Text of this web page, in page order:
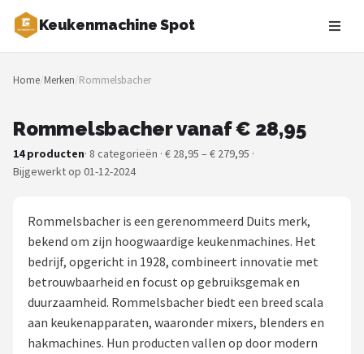
Keukenmachine Spot
Zoeken
NAVIGATIE
Merken
MasterChef
Restaurants
Keukenmachines
Home/Merken/Rommelsbacher
Rommelsbacher vanaf € 28,95
14 producten· 8 categorieën · € 28,95 – € 279,95 ·
Bijgewerkt op 01-12-2024
Rommelsbacher is een gerenommeerd Duits merk,
bekend om zijn hoogwaardige keukenmachines. Het
bedrijf, opgericht in 1928, combineert innovatie met
betrouwbaarheid en focust op gebruiksgemak en
duurzaamheid. Rommelsbacher biedt een breed scala
aan keukenapparaten, waaronder mixers, blenders en
hakmachines. Hun producten vallen op door modern